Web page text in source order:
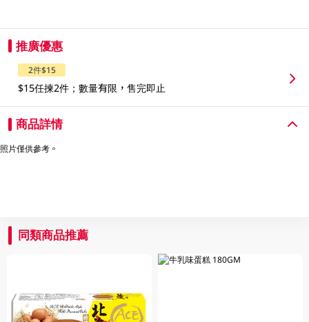
推廣優惠
2件$15
$15任揀2件；數量有限，售完即止
商品詳情
照片僅供參考。
同類商品推薦